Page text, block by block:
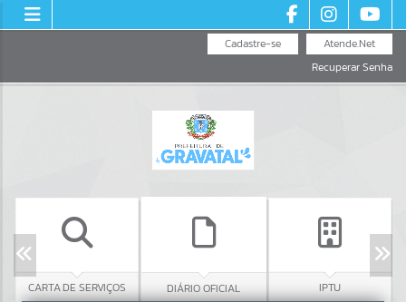
Atende.Net
Cadastre-se
Recuperar Senha
CARTA DE SERVIÇOS DIÁRIO OFICIAL IPTU